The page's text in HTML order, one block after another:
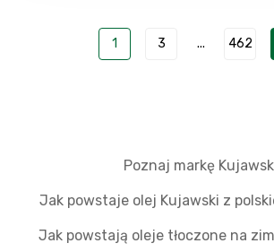
1 3 ... 462
Poznaj markę
Jak powstaje olej Kujawski z
Jak powstają oleje tłoczone na